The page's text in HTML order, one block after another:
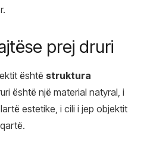
prej druri
është struktura
është një material natyral, i
estetike, i cili i jep objektit